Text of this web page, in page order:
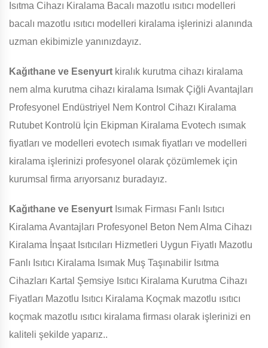
Isıtma Cihazı Kiralama Bacalı mazotlu ısıtıcı modelleri
bacalı mazotlu ısıtıcı modelleri kiralama işlerinizi alanında
uzman ekibimizle yanınızdayız.
Kağıthane ve Esenyurt kiralık kurutma cihazı kiralama
nem alma kurutma cihazı kiralama Isımak Çiğli Avantajları
Profesyonel Endüstriyel Nem Kontrol Cihazı Kiralama
Rutubet Kontrolü İçin Ekipman Kiralama Evotech ısımak
fiyatları ve modelleri evotech ısımak fiyatları ve modelleri
kiralama işlerinizi profesyonel olarak çözümlemek için
kurumsal firma arıyorsanız buradayız.
Kağıthane ve Esenyurt Isımak Firması Fanlı Isıtıcı
Kiralama Avantajları Profesyonel Beton Nem Alma Cihazı
Kiralama İnşaat Isıtıcıları Hizmetleri Uygun Fiyatlı Mazotlu
Fanlı Isıtıcı Kiralama Isımak Muş Taşınabilir Isıtma
Cihazları Kartal Şemsiye Isıtıcı Kiralama Kurutma Cihazı
Fiyatları Mazotlu Isıtıcı Kiralama Koçmak mazotlu ısıtıcı
koçmak mazotlu ısıtıcı kiralama firması olarak işlerinizi en
kaliteli şekilde yaparız..